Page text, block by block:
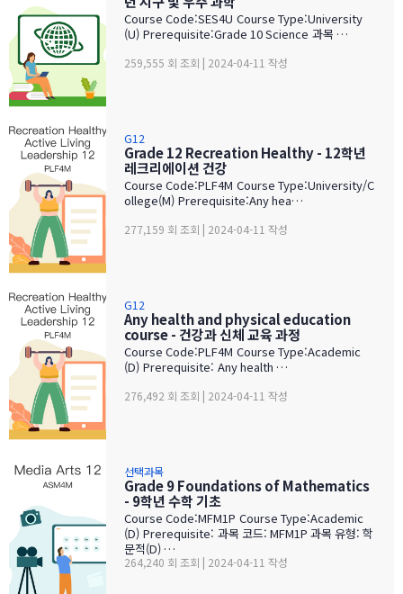
Course Code:SES4U Course Type:University
(U) Prerequisite:Grade 10 Science 과목 …
259,555 회 조회 | 2024-04-11 작성
G12
Grade 12 Recreation Healthy - 12학년
레크리에이션 건강
Course Code:PLF4M Course Type:University/C
ollege(M) Prerequisite:Any hea…
277,159 회 조회 | 2024-04-11 작성
G12
Any health and physical education
course - 건강과 신체 교육 과정
Course Code:PLF4M Course Type:Academic
(D) Prerequisite: Any health …
276,492 회 조회 | 2024-04-11 작성
선택과목
Grade 9 Foundations of Mathematics
- 9학년 수학 기초
Course Code:MFM1P Course Type:Academic
(D) Prerequisite: 과목 코드: MFM1P 과목 유형: 학
문적(D) …
264,240 회 조회 | 2024-04-11 작성